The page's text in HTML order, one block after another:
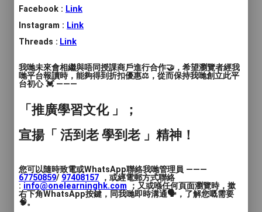
魔術。
增強學生的表達能力，手眼腦口協調﹑自信
心等。
由專業魔術導師任教，導師擁有超過7年魔
術教學經驗。
常規魔術興趣班
將不可能變成可能
增強學生的表達能力
舒緩學習壓力
加強自信心
對象: 小學生及中學生
Facebook : Link
Instagram : Link
Threads : Link
我哋未來會相繼與唔同授課商戶進行合作🤝，希望瀏覽者經我
哋平台報讀時，能夠得到折扣優惠⚖️，從而保持我哋創立此平
台初心 💓 ———
「推廣學習文化 」；
宣揚「 活到老 學到老 」精神！
您可以隨時致電或WhatsApp聯絡我哋管理員 ———
67750859/ 97408157 ，或經電郵方式聯絡
: info@onelearninghk.com ；又或喺任何頁面瀏覽時，撳
右下角WhatsApp按鍵，同我哋即時溝通🗣️，了解您嘅需要
🧠。